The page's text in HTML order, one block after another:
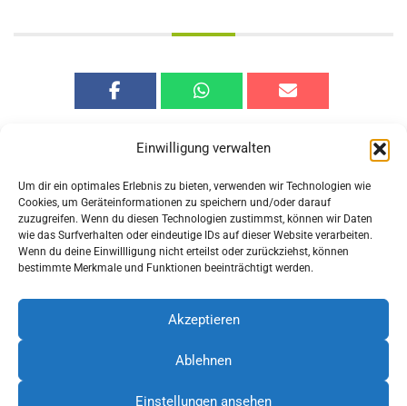
Einwilligung verwalten
Um dir ein optimales Erlebnis zu bieten, verwenden wir Technologien wie
Cookies, um Geräteinformationen zu speichern und/oder darauf
zuzugreifen. Wenn du diesen Technologien zustimmst, können wir Daten
wie das Surfverhalten oder eindeutige IDs auf dieser Website verarbeiten.
Wenn du deine Einwillligung nicht erteilst oder zurückziehst, können
bestimmte Merkmale und Funktionen beeinträchtigt werden.
Akzeptieren
Ablehnen
Einstellungen ansehen
Vorherige
Veranstaltung
Nächste
Veranstaltung
Löhne umsteigen. Der Bahnhof e.V.
Bünder Str. 7 | 32584 Löhne